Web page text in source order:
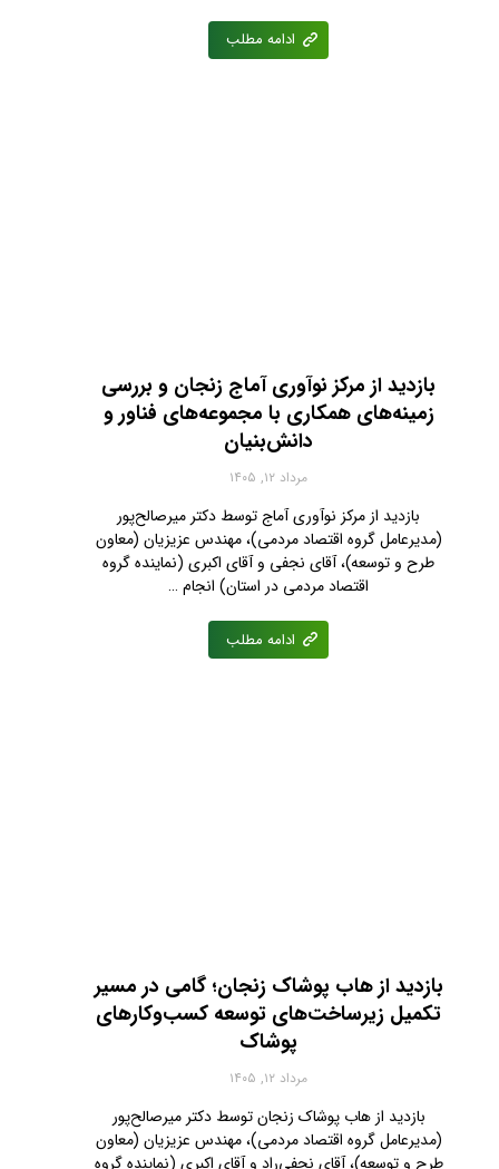
ادامه مطلب
بازدید از مرکز نوآوری آماج زنجان و بررسی
زمینه‌های همکاری با مجموعه‌های فناور و
دانش‌بنیان
مرداد ۱۲, ۱۴۰۵
بازدید از مرکز نوآوری آماج توسط دکتر میرصالح‌پور
(مدیرعامل گروه اقتصاد مردمی)، مهندس عزیزیان (معاون
طرح و توسعه)، آقای نجفی‌ و آقای اکبری (نماینده گروه
اقتصاد مردمی در استان) انجام …
ادامه مطلب
بازدید از هاب پوشاک زنجان؛ گامی در مسیر
تکمیل زیرساخت‌های توسعه کسب‌وکارهای
پوشاک
مرداد ۱۲, ۱۴۰۵
بازدید از هاب پوشاک زنجان توسط دکتر میرصالح‌پور
(مدیرعامل گروه اقتصاد مردمی)، مهندس عزیزیان (معاون
طرح و توسعه)، آقای نجفی‌راد و آقای اکبری (نماینده گروه